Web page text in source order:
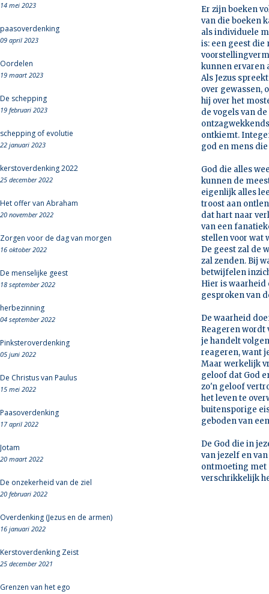
14 mei 2023
paasoverdenking
09 april 2023
Oordelen
19 maart 2023
De schepping
19 februari 2023
schepping of evolutie
22 januari 2023
kerstoverdenking 2022
25 december 2022
Het offer van Abraham
20 november 2022
Zorgen voor de dag van morgen
16 oktober 2022
De menselijke geest
18 september 2022
herbezinning
04 september 2022
Pinksteroverdenking
05 juni 2022
De Christus van Paulus
15 mei 2022
Paasoverdenking
17 april 2022
Jotam
20 maart 2022
De onzekerheid van de ziel
20 februari 2022
Overdenking (Jezus en de armen)
16 januari 2022
Kerstoverdenking Zeist
25 december 2021
Grenzen van het ego
Er zijn boeken
van die boeken
als individuele
is: een geest die
kunnen ervaren
Als Jezus
over gewassen,
hij over het
de vogels van
ontkiemt.
god en mens
God die alles
kunnen de
eigenlijk alles
troost aan
dat hart naar
van een
stellen voor wat
De geest zal de
zal zenden. Bij
betwijfelen
Hier is waarheid
gesproken van
De waarheid
Reageren wordt
je handelt
reageren, want
Maar werkelijk
geloof dat God
zo'n geloof
het leven te
buitensporige
geboden van
De God die in
van jezelf en
ontmoeting met
verschrikkelijk